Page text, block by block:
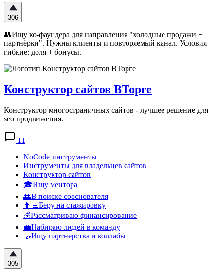
306
👥Ищу ко-фаундера для направления "холодные продажи +
партнёрки". Нужны клиенты и повторяемый канал. Условия
гибкие: доля + бонусы.
Конструктор сайтов ВТорге
Конструктор многостраничных сайтов - лучшее решение для
seo продвижения.
11
NoCode-инструменты
Инструменты для владельцев сайтов
Конструктор сайтов
🎓Ищу ментора
👥В поиске сооснователя
👨‍💻Беру на стажировку
💰Рассматриваю финансирование
💼Набираю людей в команду
🤝Ищу партнерства и коллабы
305